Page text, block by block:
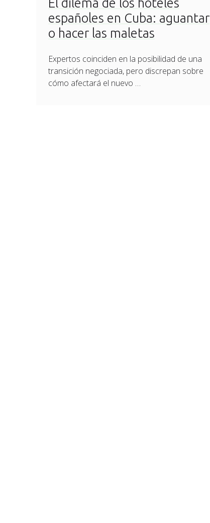
españoles en Cuba: aguantar
o hacer las maletas
Expertos coinciden en la posibilidad de una
transición negociada, pero discrepan sobre
cómo afectará el nuevo …